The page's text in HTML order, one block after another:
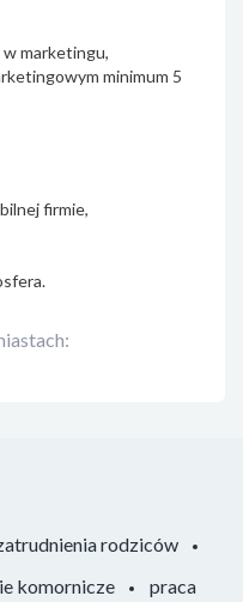
marketingu,
minimum 5
firmie,
rodziców
komornicze
praca